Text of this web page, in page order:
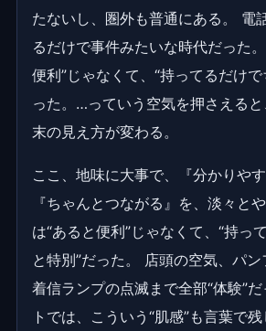
たないし、圏外も普通にある。 電
るだけで事件みたいな時代だった
便利”じゃなくて、“持ってるだけ
った。…っていう空気を押さえる
末の見え方が変わる。
ここ、地味に大事で、『分かりやす
『ちゃんとつながる』を、淡々と
は“あると便利”じゃなくて、“持っ
と特別”だった。 店頭の空気、パン
着信ランプの点滅まで全部“体験”
トでは、こういう“肌感”も言葉で残